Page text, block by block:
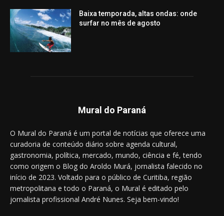
Baixa temporada, altas ondas: onde
surfar no mês de agosto
Mural do Paraná
O Mural do Paraná é um portal de notícias que oferece uma
curadoria de conteúdo diário sobre agenda cultural,
gastronomia, política, mercado, mundo, ciência e fé, tendo
como origem o Blog do Aroldo Murá, jornalista falecido no
início de 2023. Voltado para o público de Curitiba, região
metropolitana e todo o Paraná, o Mural é editado pelo
jornalista profissional André Nunes. Seja bem-vindo!